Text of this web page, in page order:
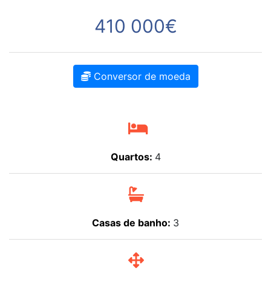
410 000€
Conversor de moeda
Quartos: 4
Casas de banho: 3